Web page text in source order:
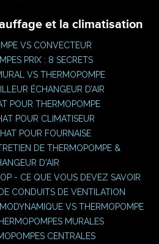
et la climatisation
VS CONVECTEUR
PRIX : 8 SECRETS
VS THERMOPOMPE
ÉCHANGEUR D’AIR
POUR THERMOPOMPE
POUR CLIMATISEUR
POUR FOURNAISE
DE THERMOPOMPE &
D'AIR
- CE QUE VOUS DEVEZ SAVOIR
CONDUITS DE VENTILATION
VS THERMOPOMPE
MURALES
CENTRALES